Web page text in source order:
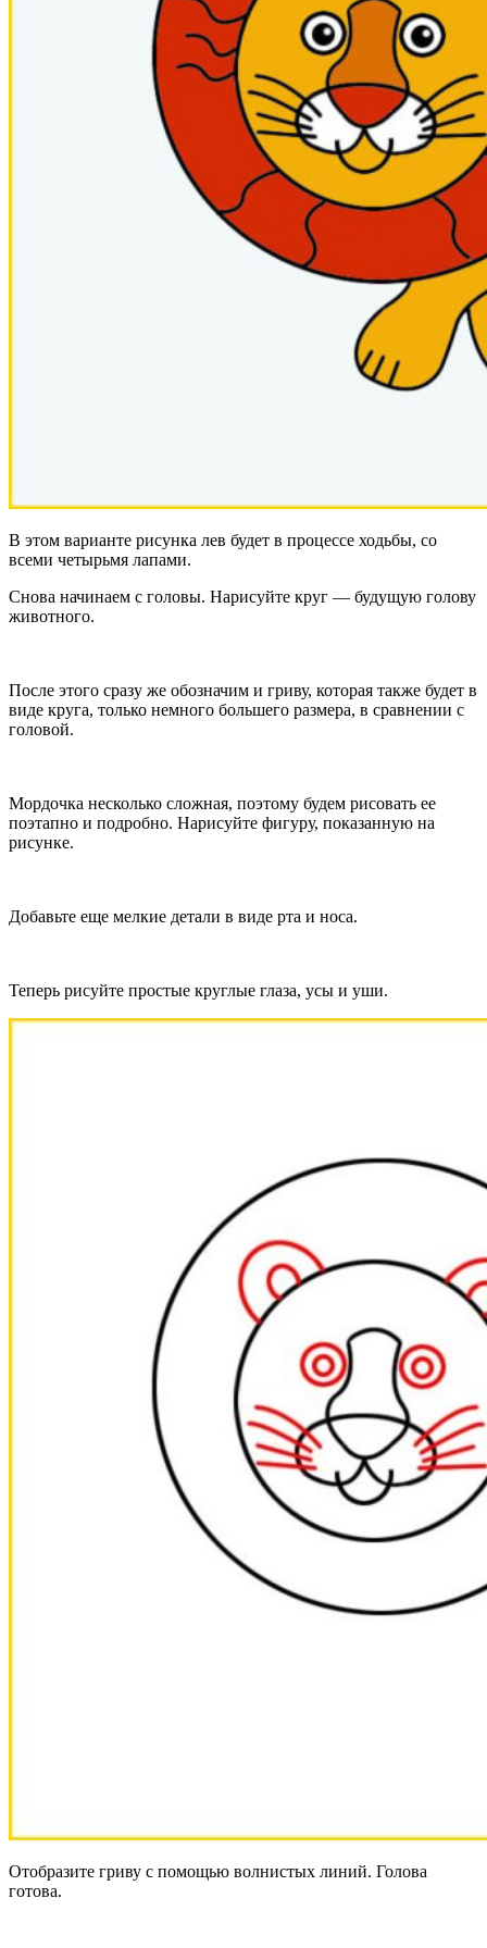
В этом варианте рисунка лев будет в процессе ходьбы, со
всеми четырьмя лапами.
Снова начинаем с головы. Нарисуйте круг — будущую голову
животного.
После этого сразу же обозначим и гриву, которая также будет в
виде круга, только немного большего размера, в сравнении с
головой.
Мордочка несколько сложная, поэтому будем рисовать ее
поэтапно и подробно. Нарисуйте фигуру, показанную на
рисунке.
Добавьте еще мелкие детали в виде рта и носа.
Теперь рисуйте простые круглые глаза, усы и уши.
Отобразите гриву с помощью волнистых линий. Голова
готова.